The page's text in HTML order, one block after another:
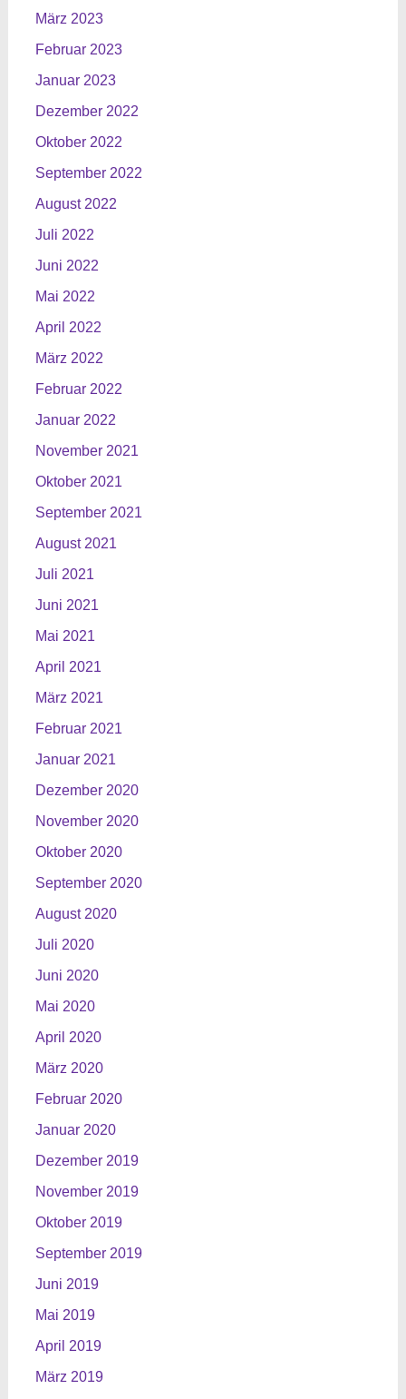
März 2023
Februar 2023
Januar 2023
Dezember 2022
Oktober 2022
September 2022
August 2022
Juli 2022
Juni 2022
Mai 2022
April 2022
März 2022
Februar 2022
Januar 2022
November 2021
Oktober 2021
September 2021
August 2021
Juli 2021
Juni 2021
Mai 2021
April 2021
März 2021
Februar 2021
Januar 2021
Dezember 2020
November 2020
Oktober 2020
September 2020
August 2020
Juli 2020
Juni 2020
Mai 2020
April 2020
März 2020
Februar 2020
Januar 2020
Dezember 2019
November 2019
Oktober 2019
September 2019
Juni 2019
Mai 2019
April 2019
März 2019